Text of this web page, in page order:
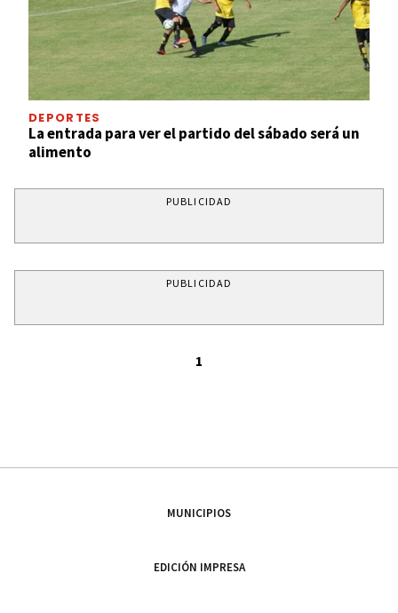
DEPORTES
La entrada para ver el partido del sábado será un
alimento
PUBLICIDAD
PUBLICIDAD
1
MUNICIPIOS
EDICIÓN IMPRESA